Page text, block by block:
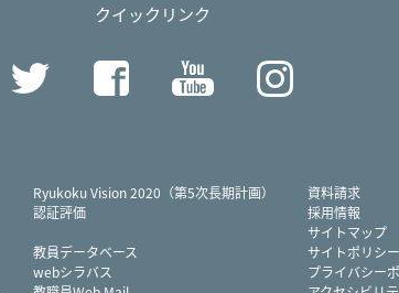
クイックリンク
Twitter FacebookYouTube
Ryukoku Vision 2020（第5次長期計画）
認証評価
教員データベース
webシラバス
資料請求
採用情報
サイトマップ
サイトポリシー
プライバシー